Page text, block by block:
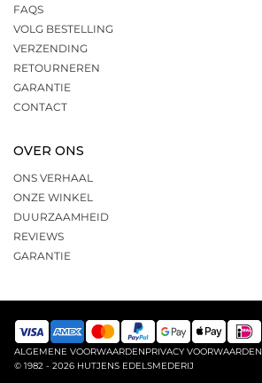
FAQS
VOLG BESTELLING
VERZENDING
RETOURNEREN
GARANTIE
CONTACT
OVER ONS
ONS VERHAAL
ONZE WINKEL
DUURZAAMHEID
REVIEWS
GARANTIE
ALGEMENE VOORWAARDENPRIVACY VOORWAARDEN
© 1982 - 2026 HUTJENS EDELSMEDERIJ